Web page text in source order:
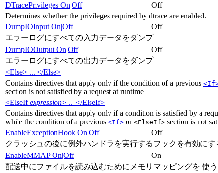
DTracePrivileges On|Off
Off
Determines whether the privileges required by dtrace are enabled.
DumpIOInput On|Off
Off
エラーログにすべての入力データをダンプ
DumpIOOutput On|Off
Off
エラーログにすべての出力データをダンプ
<Else> ... </Else>
Contains directives that apply only if the condition of a previous
section is not satisfied by a request at runtime
<ElseIfexpression> ... </ElseIf>
Contains directives that apply only if a condition is satisfied by a
while the condition of a previous <If> or <ElseIf> section is not
EnableExceptionHook On|Off
Off
クラッシュの後に例外ハンドラを実行するフックを有効にす
EnableMMAP On|Off
On
配送中にファイルを読み込むためにメモリマッピングを 使